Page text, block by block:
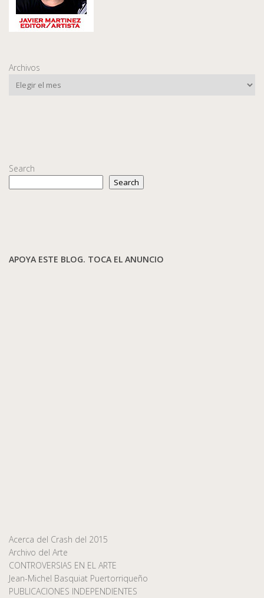
Archivos
Search
Search
APOYA ESTE BLOG. TOCA EL ANUNCIO
Acerca del Crash del 2015
Archivo del Arte
CONTROVERSIAS EN EL ARTE
Jean-Michel Basquiat Puertorriqueño
PUBLICACIONES INDEPENDIENTES